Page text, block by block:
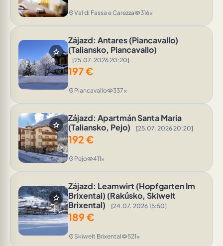
location_onVal di Fassa e Carezzavisibility316x
star
Zájazd: Antares (Piancavallo)
(Taliansko, Piancavallo)
[25.07. 2026 20:20]
197€
location_on Piancavallovisibility337x
star
Zájazd: Apartmán Santa Maria
(Taliansko, Pejo)
[25.07. 2026 20:20]
192 €
location_on Pejovisibility411x
star
Zájazd: Leamwirt (Hopfgarten Im
Brixental) (Rakúsko, Skiwelt
Brixental)
[24.07. 2026 15:50]
189€
location_on Skiwelt Brixentalvisibility521x